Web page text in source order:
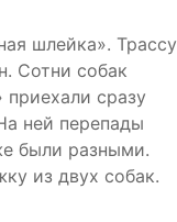
шлейка». Трассу
Сотни собак
сразу
ней перепады
были разными.
из двух собак.